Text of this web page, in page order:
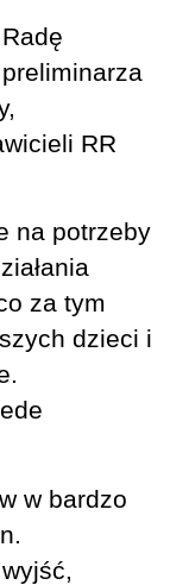
RR
na potrzeby
za tym
dzieci i
w bardzo